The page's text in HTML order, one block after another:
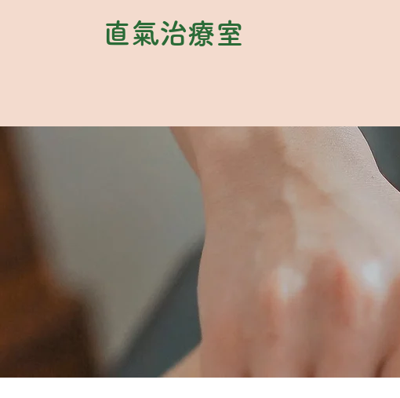
直氣治療室